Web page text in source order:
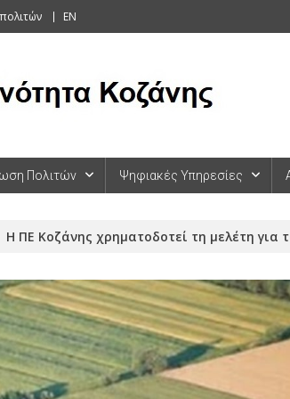
EN
Πολιτών Ψηφιακές Υπηρεσίες
Η ΠΕ Κοζάνης χρηματοδοτεί τη μελέτη